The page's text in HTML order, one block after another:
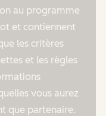
au programme
et contiennent
les critères
et les règles
vous aurez
que partenaire.